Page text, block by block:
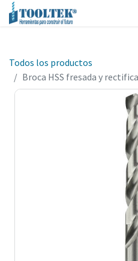
Todos los productos
Broca HSS fresada y